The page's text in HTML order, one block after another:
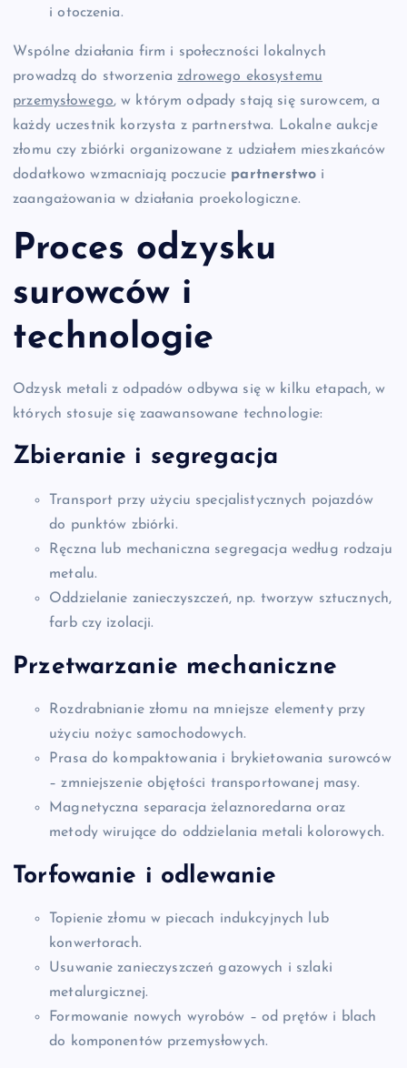
i otoczenia.
Wspólne działania firm i społeczności lokalnych
prowadzą do stworzeniazdrowego ekosystemu
przemysłowego, w którym odpady stają się surowcem, a
każdy uczestnik korzysta z partnerstwa. Lokalne aukcje
złomu czy zbiórki organizowane z udziałem mieszkańców
dodatkowo wzmacniają poczucie partnerstwoi
zaangażowania w działania proekologiczne.
Proces odzysku
surowców i
technologie
Odzysk metali z odpadów odbywa się w kilku etapach, w
których stosuje się zaawansowane technologie:
Zbieranie i segregacja
Transport przy użyciu specjalistycznych pojazdów
do punktów zbiórki.
Ręczna lub mechaniczna segregacja według rodzaju
metalu.
Oddzielanie zanieczyszczeń, np. tworzyw sztucznych,
farb czy izolacji.
Przetwarzanie mechaniczne
Rozdrabnianie złomu na mniejsze elementy przy
użyciu nożyc samochodowych.
Prasa do kompaktowania i brykietowania surowców
– zmniejszenie objętości transportowanej masy.
Magnetyczna separacja żelaznoredarna oraz
metody wirujące do oddzielania metali kolorowych.
Torfowanie i odlewanie
Topienie złomu w piecach indukcyjnych lub
konwertorach.
Usuwanie zanieczyszczeń gazowych i szlaki
metalurgicznej.
Formowanie nowych wyrobów – od prętów i blach
do komponentów przemysłowych.